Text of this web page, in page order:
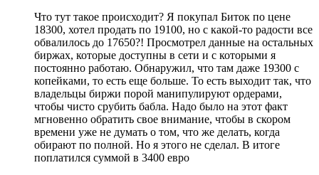
Что тут такое происходит? Я покупал Биток по цене
18300, хотел продать по 19100, но с какой-то радости все
обвалилось до 17650?! Просмотрел данные на остальных
биржах, которые доступны в сети и с которыми я
постоянно работаю. Обнаружил, что там даже 19300 с
копейками, то есть еще больше. То есть выходит так, что
владельцы биржи порой манипулируют ордерами,
чтобы чисто срубить бабла. Надо было на этот факт
мгновенно обратить свое внимание, чтобы в скором
времени уже не думать о том, что же делать, когда
обирают по полной. Но я этого не сделал. В итоге
поплатился суммой в 3400 евро